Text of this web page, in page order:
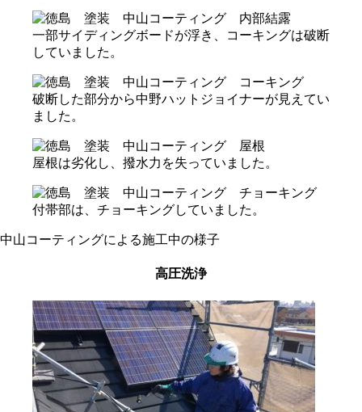
一部サイディングボードが浮き、コーキングは破断
していました。
破断した部分から中野ハットジョイナーが見えてい
ました。
屋根は劣化し、撥水力を失っていました。
付帯部は、チョーキングしていました。
中山コーティングによる施工中の様子
高圧洗浄